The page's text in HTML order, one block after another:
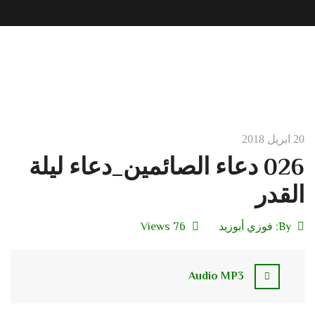
20 ابريل 2018
026 دعاء الصائمين_دعاء ليلة
القدر
By: فوزي أبوزيد 76 Views
Audio MP3